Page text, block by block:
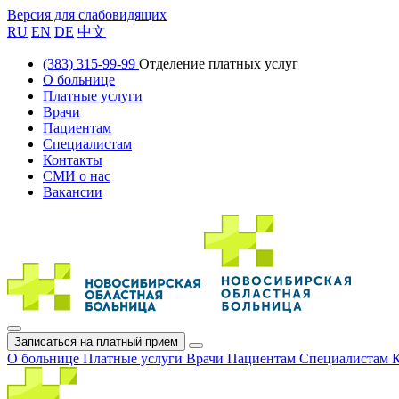
Версия для слабовидящих
RU EN DE 中文
(383) 315-99-99 Отделение платных услуг
О больнице
Платные услуги
Врачи
Пациентам
Специалистам
Контакты
СМИ о нас
Вакансии
Записаться на платный прием
О больнице Платные услуги Врачи Пациентам Специалистам